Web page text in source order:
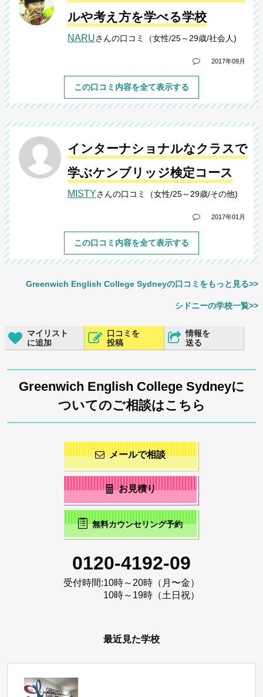
ルや考え方を学べる学校
NARUさんの口コミ（女性/25～29歳/社会人)
2017年09月
この口コミ内容を全て表示する
インターナショナルなクラスで
学ぶケンブリッジ検定コース
MISTYさんの口コミ（女性/25～29歳/その他)
2017年01月
この口コミ内容を全て表示する
Greenwich English College Sydneyの口コミをもっと見る>>
シドニーの学校一覧>>
マイリスト
に追加
口コミを
投稿
情報を
送る
Greenwich English College Sydneyに
ついてのご相談はこちら
メールで相談
お見積り
無料カウンセリング予約
0120-4192-09
受付時間:10時～20時（月〜金）
10時～19時（土日祝）
最近見た学校